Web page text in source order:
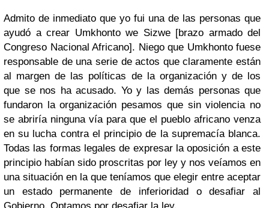
Admito de inmediato que yo fui una de las personas que
ayudó a crear Umkhonto we Sizwe [brazo armado del
Congreso Nacional Africano]. Niego que Umkhonto fuese
responsable de una serie de actos que claramente están
al margen de las políticas de la organización y de los
que se nos ha acusado. Yo y las demás personas que
fundaron la organización pesamos que sin violencia no
se abriría ninguna vía para que el pueblo africano venza
en su lucha contra el principio de la supremacía blanca.
Todas las formas legales de expresar la oposición a este
principio habían sido proscritas por ley y nos veíamos en
una situación en la que teníamos que elegir entre aceptar
un estado permanente de inferioridad o desafiar al